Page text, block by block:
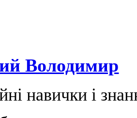
Володимир
навички і